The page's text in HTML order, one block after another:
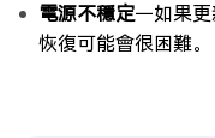
電源不穩定－如果
恢復可能會很困難。